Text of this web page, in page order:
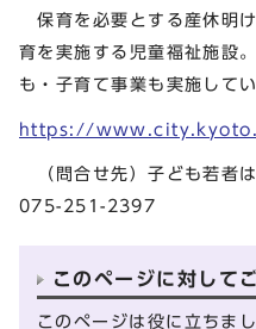
保育を必要とする産休明
育を実施する児童福祉施設
も・子育て事業も実施してい
https://
（問合せ先）子ども若者
075-251-2397
このページに対して
このページは役に立ちま